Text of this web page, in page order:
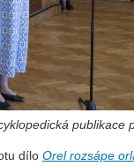
publikace
dílo Orel rozsápe